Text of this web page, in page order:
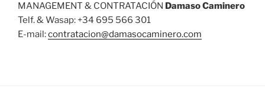
MANAGEMENT & CONTRATACIÓN Damaso Caminero
Telf. & Wasap: +34 695 566 301
E-mail:contratacion@damasocaminero.com